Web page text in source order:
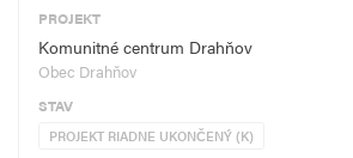
PROJEKT
Komunitné centrum Drahňov
Obec Drahňov
STAV
PROJEKT RIADNE UKONČENÝ (K)